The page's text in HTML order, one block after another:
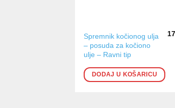
Spremnik kočionog ulja
– posuda za kočiono
ulje – Ravni tip
DODAJ U KOŠARICU